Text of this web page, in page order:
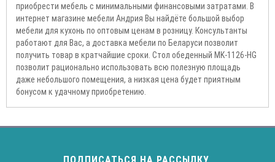
приобрести мебель с минимальными финансовыми затратами. В
интернет магазине мебели Андрия Вы найдёте большой выбор
мебели для кухонь по оптовым ценам в розницу. Консультанты
работают для Вас, а доставка мебели по Беларуси позволит
получить товар в кратчайшие сроки. Стол обеденный MK-1126-HG
позволит рационально использовать всю полезную площадь
даже небольшого помещения, а низкая цена будет приятным
бонусом к удачному приобретению.